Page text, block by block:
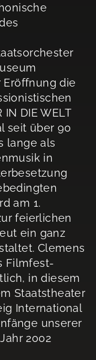
Eröffnung die
IN DIE WELT
seit über 90
lange als
in
am 1.
feierlichen
ein ganz
Clemens
Filmfest-
in diesem
Staatstheater
International
unserer
2002